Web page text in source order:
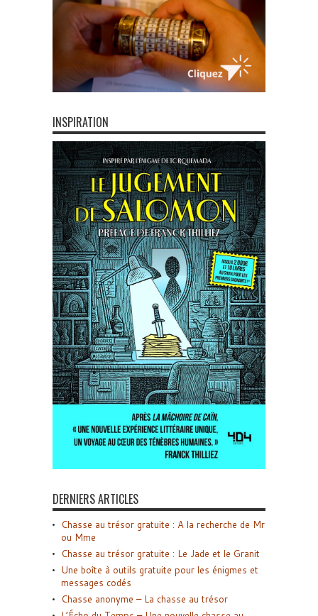
INSPIRATION
DERNIERS ARTICLES
Chasse au trésor gratuite : A la recherche de Mr
ou Mme
Chasse au trésor gratuite : Le Jade et le Granit
Une boîte à outils gratuite pour les énigmes et
messages codés
Chasse anonyme – La chasse au trésor